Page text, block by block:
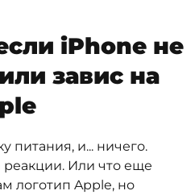
iPhone не
завис на
питания, и... ничего.
Или что еще
логотип Apple, но